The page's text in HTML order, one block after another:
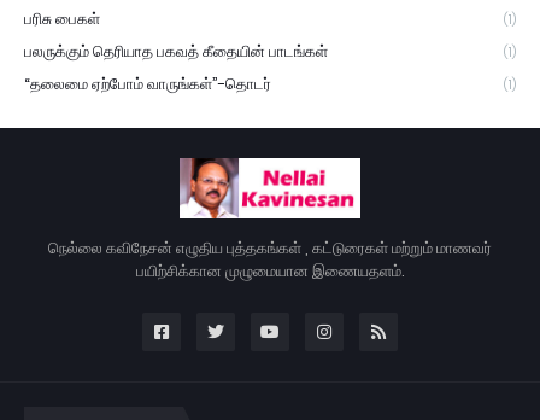
பரிசு பைகள் (1)
பலருக்கும் தெரியாத பகவத் கீதையின் பாடங்கள் (1)
“தலைமை ஏற்போம் வாருங்கள்”-தொடர் (1)
நெல்லை கவிநேசன் எழுதிய புத்தகங்கள் , கட்டுரைகள் மற்றும் மாணவர்
பயிற்சிக்கான முழுமையான இணையதளம்.